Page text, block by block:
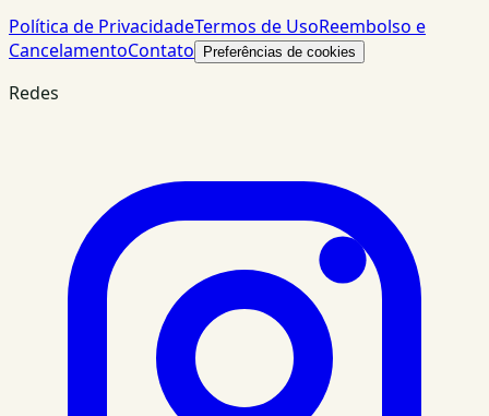
Política de PrivacidadeTermos de UsoReembolso e
CancelamentoContato Preferências de cookies
Redes